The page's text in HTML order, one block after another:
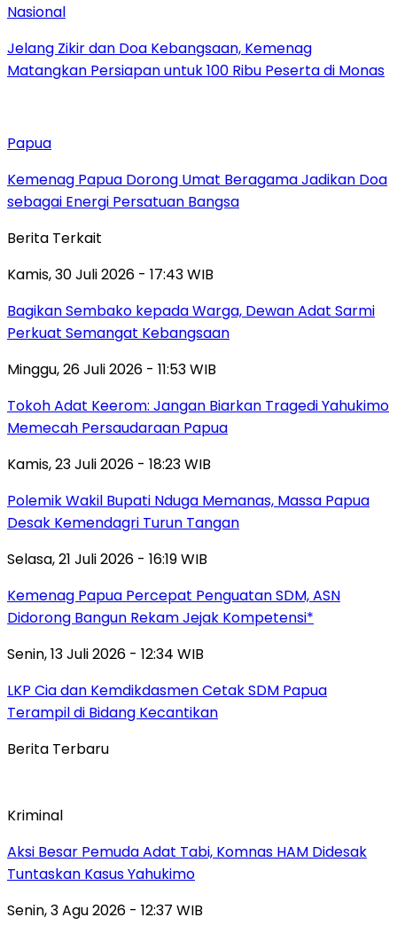
Nasional
Jelang Zikir dan Doa Kebangsaan, Kemenag
Matangkan Persiapan untuk 100 Ribu Peserta di Monas
Papua
Kemenag Papua Dorong Umat Beragama Jadikan Doa
sebagai Energi Persatuan Bangsa
Berita Terkait
Kamis, 30 Juli 2026 - 17:43 WIB
Bagikan Sembako kepada Warga, Dewan Adat Sarmi
Perkuat Semangat Kebangsaan
Minggu, 26 Juli 2026 - 11:53 WIB
Tokoh Adat Keerom: Jangan Biarkan Tragedi Yahukimo
Memecah Persaudaraan Papua
Kamis, 23 Juli 2026 - 18:23 WIB
Polemik Wakil Bupati Nduga Memanas, Massa Papua
Desak Kemendagri Turun Tangan
Selasa, 21 Juli 2026 - 16:19 WIB
Kemenag Papua Percepat Penguatan SDM, ASN
Didorong Bangun Rekam Jejak Kompetensi*
Senin, 13 Juli 2026 - 12:34 WIB
LKP Cia dan Kemdikdasmen Cetak SDM Papua
Terampil di Bidang Kecantikan
Berita Terbaru
Kriminal
Aksi Besar Pemuda Adat Tabi, Komnas HAM Didesak
Tuntaskan Kasus Yahukimo
Senin, 3 Agu 2026 - 12:37 WIB